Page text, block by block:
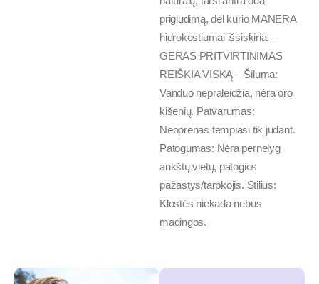
prigludimą, dėl kurio MANERA
hidrokostiumai išsiskiria. –
GERAS PRITVIRTINIMAS
REIŠKIA VISKĄ – Šiluma:
Vanduo nepraleidžia, nėra oro
kišenių. Patvarumas:
Neoprenas tempiasi tik judant.
Patogumas: Nėra pernelyg
ankštų vietų, patogios
pažastys/tarpkojis. Stilius:
Klostės niekada nebus
madingos.